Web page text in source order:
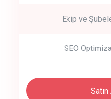
Ekip ve
SEO
Satın